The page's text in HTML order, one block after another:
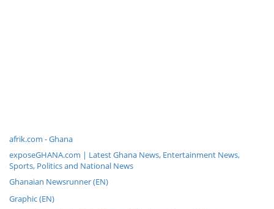
afrik.com - Ghana
exposeGHANA.com | Latest Ghana News, Entertainment News,
Sports, Politics and National News
Ghanaian Newsrunner (EN)
Graphic (EN)